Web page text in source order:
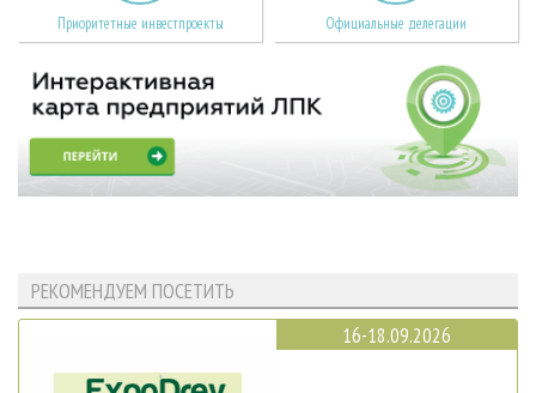
Приоритетные инвестпроекты Официальные делегации
РЕКОМЕНДУЕМ ПОСЕТИТЬ
16-18.09.2026